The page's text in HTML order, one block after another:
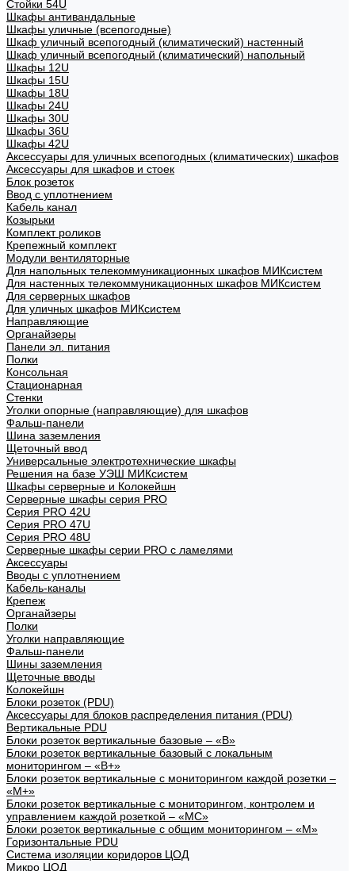
Стойки 54U
Шкафы антивандальные
Шкафы уличные (всепогодные)
Шкаф уличный всепогодный (климатический) настенный
Шкаф уличный всепогодный (климатический) напольный
Шкафы 12U
Шкафы 15U
Шкафы 18U
Шкафы 24U
Шкафы 30U
Шкафы 36U
Шкафы 42U
Аксессуары для уличных всепогодных (климатических) шкафов
Аксессуары для шкафов и стоек
Блок розеток
Ввод с уплотнением
Кабель канал
Козырьки
Комплект роликов
Крепежный комплект
Модули вентиляторные
Для напольных телекоммуникационных шкафов МИКсистем
Для настенных телекоммуникационных шкафов МИКсистем
Для серверных шкафов
Для уличных шкафов МИКсистем
Направляющие
Органайзеры
Панели эл. питания
Полки
Консольная
Стационарная
Стенки
Уголки опорные (направляющие) для шкафов
Фальш-панели
Шина заземления
Щеточный ввод
Универсальные электротехнические шкафы
Решения на базе УЭШ МИКсистем
Шкафы серверные и Колокейшн
Серверные шкафы серия PRO
Серия PRO 42U
Серия PRO 47U
Серия PRO 48U
Серверные шкафы серии PRO с ламелями
Аксессуары
Вводы с уплотнением
Кабель-каналы
Крепеж
Органайзеры
Полки
Уголки направляющие
Фальш-панели
Шины заземления
Щеточные вводы
Колокейшн
Блоки розеток (PDU)
Аксессуары для блоков распределения питания (PDU)
Вертикальные PDU
Блоки розеток вертикальные базовые – «В»
Блоки розеток вертикальные базовый с локальным
мониторингом – «В+»
Блоки розеток вертикальные с мониторингом каждой розетки –
«М+»
Блоки розеток вертикальные с мониторингом, контролем и
управлением каждой розеткой – «МС»
Блоки розеток вертикальные с общим мониторингом – «М»
Горизонтальные PDU
Система изоляции коридоров ЦОД
Микро ЦОД